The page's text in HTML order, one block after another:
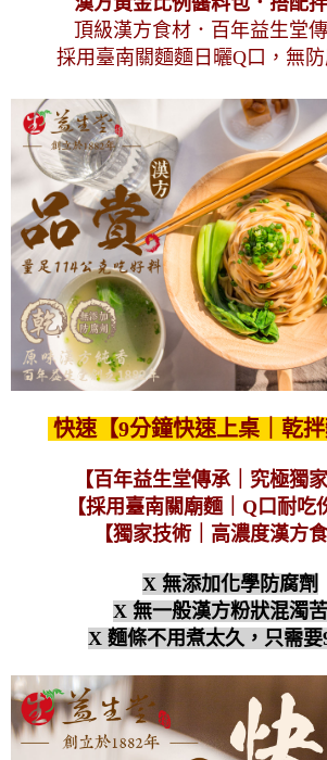
頂級漢方食材．百年益生堂
採用臺南關麵麵日曬Q口，無
快速【9分鐘快速上桌｜乾拌
【百年益生堂傳承｜究極獨家
【採用臺南關廟麵｜Q口耐吃
【獨家技術｜高濃度漢方食
X 無添加化學防腐劑
X 無一般漢方粉狀混濁
X 麵條不用煮太久，只需要